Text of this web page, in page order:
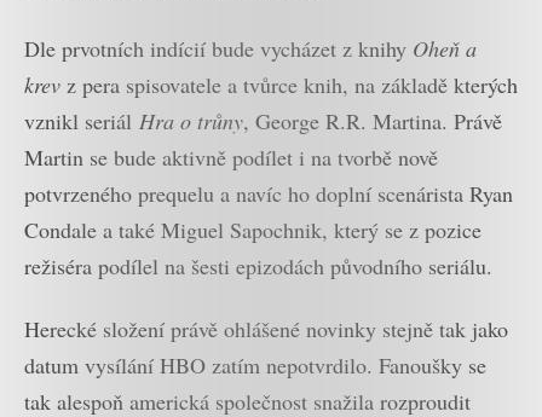
Dle prvotních indícií bude vycházet z knihy Oheň a
krev z pera spisovatele a tvůrce knih, na základě kterých
vznikl seriál Hra o trůny, George R.R. Martina. Právě
Martin se bude aktivně podílet i na tvorbě nově
potvrzeného prequelu a navíc ho doplní scenárista Ryan
Condale a také Miguel Sapochnik, který se z pozice
režiséra podílel na šesti epizodách původního seriálu.
Herecké složení právě ohlášené novinky stejně tak jako
datum vysílání HBO zatím nepotvrdilo. Fanoušky se
tak alespoň americká společnost snažila rozproudit